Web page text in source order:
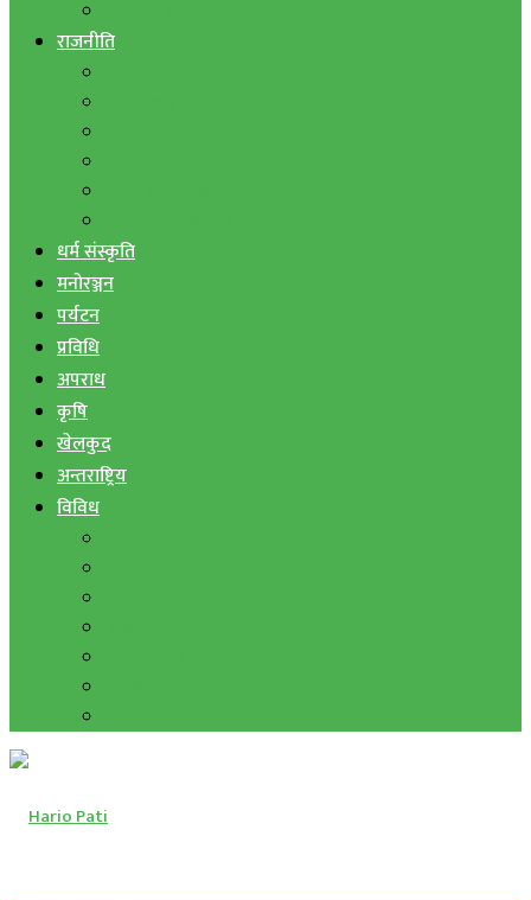
राजनीति
धर्म संस्कृति
मनोरञ्जन
पर्यटन
प्रविधि
अपराध
कृषि
खेलकुद
अन्तराष्ट्रिय
विविध